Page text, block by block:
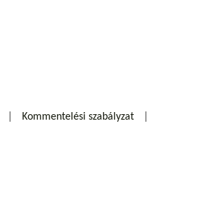
Kommentelési szabályzat